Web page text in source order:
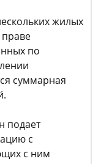
жилых
по
суммарная
подает
с
с ним